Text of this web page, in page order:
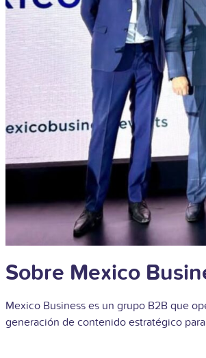
Sobre Mexico
Mexico Business es un grupo B2B que
generación de contenido estratégico